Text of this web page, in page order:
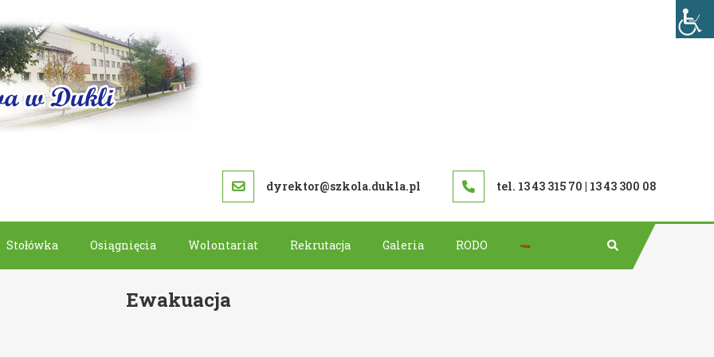
dyrektor@szkola.dukla.pl tel. 13 43 315 70 | 13 43 300 08
Stołówka Osiągnięcia Wolontariat Rekrutacja Galeria RODO Bip
Ewakuacja